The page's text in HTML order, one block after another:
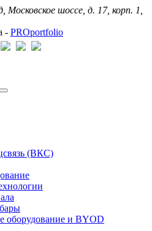
шоссе, д. 17, корп. 1,
- PROportfolio
(ВКС)
оборудование и BYOD